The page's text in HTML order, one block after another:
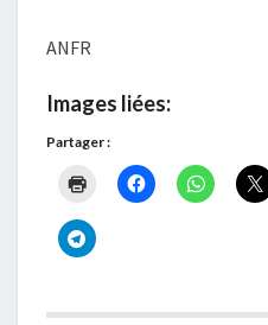
ANFR
Images liées:
Partager :